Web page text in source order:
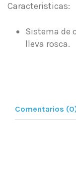
Caracteristicas:
Sistema de
lleva rosca.
Comentarios